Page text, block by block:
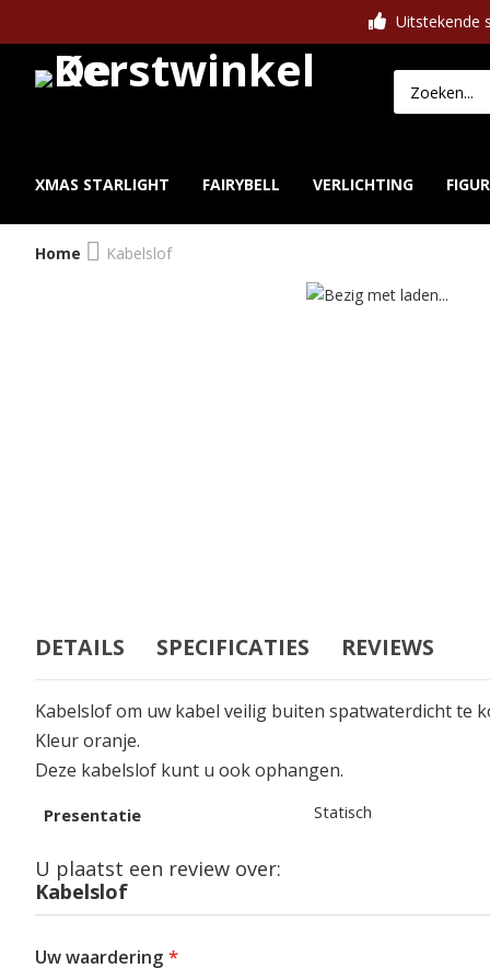
Uitstekende
XMAS STARLIGHT FAIRYBELL VERLICHTING
Home Kabelslof
DETAILS SPECIFICATIES REVIEWS
Kabelslof om uw kabel veilig buiten spatwaterdicht te
Kleur oranje.
Deze kabelslof kunt u ook ophangen.
Specificaties
Presentatie Statisch
U plaatst een review over:
Kabelslof
Uw waardering